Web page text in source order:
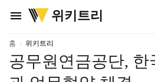
menu
위
키
리
위키트리
홈 위키트리
공무원연금공단,